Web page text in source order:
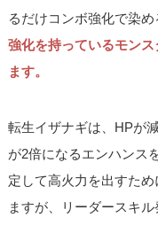
るだけコンボ強化で染
強化を持っているモン
ます。
転生イザナギは、HPが
が2倍になるエンハンス
定して高火力を出すた
ますが、リーダースキ